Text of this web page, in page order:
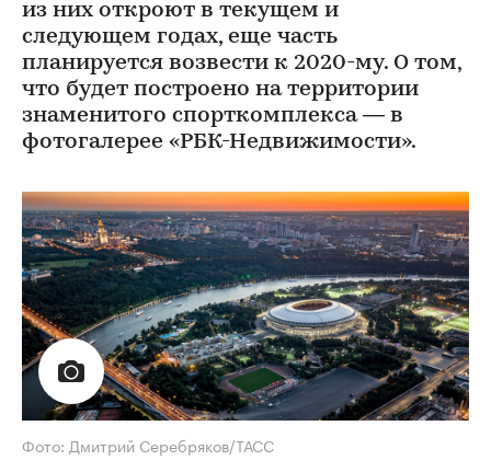
из них откроют в текущем и
следующем годах, еще часть
планируется возвести к 2020-му. О том,
что будет построено на территории
знаменитого спорткомплекса — в
фотогалерее «РБК-Недвижимости».
Фото: Дмитрий Серебряков/ТАСС